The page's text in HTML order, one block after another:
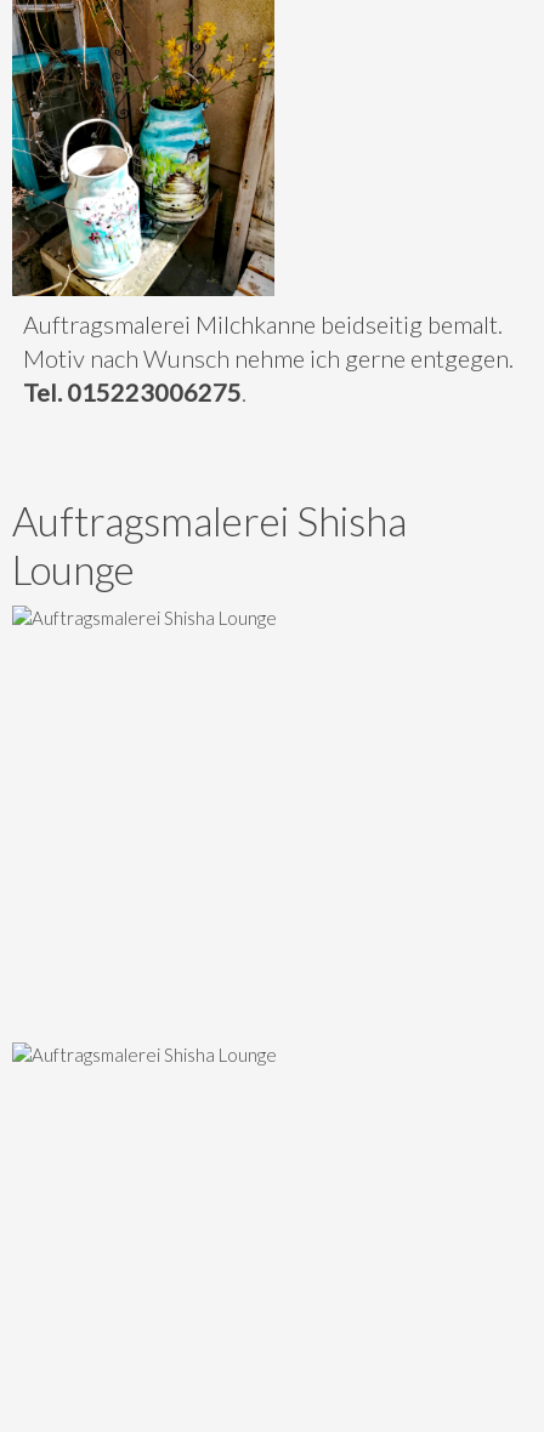
Auftragsmalerei Milchkanne beidseitig bemalt.
Motiv nach Wunsch nehme ich gerne entgegen.
Tel. 015223006275.
Auftragsmalerei Shisha
Lounge